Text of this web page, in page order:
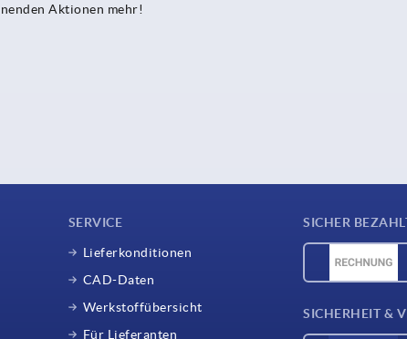
Aktionen mehr!
SERVICE
Lieferkonditionen
CAD-Daten
Werkstoffübersicht
Für Lieferanten
SICHER
SICHERHEIT &